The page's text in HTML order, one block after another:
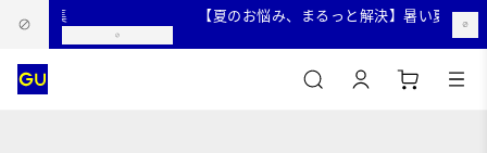
【夏のお悩み、まるっと解決】暑い夏を快